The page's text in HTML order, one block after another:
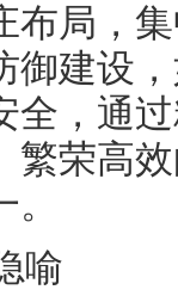
布局，
御建设
全，通
繁荣高
喻